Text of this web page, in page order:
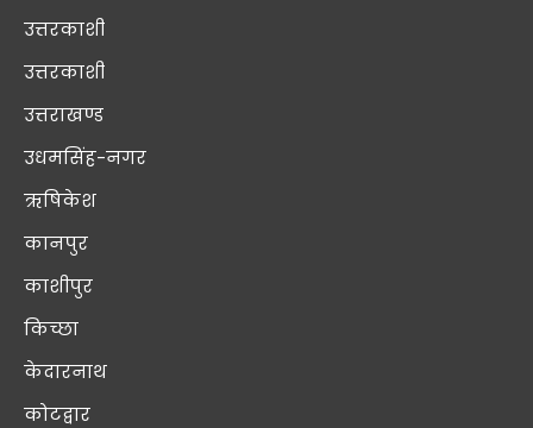
उत्तरकाशी
उत्तरकाशी
उत्तराखण्ड
उधमसिंह-नगर
ऋषिकेश
कानपुर
काशीपुर
किच्छा
केदारनाथ
कोटद्वार